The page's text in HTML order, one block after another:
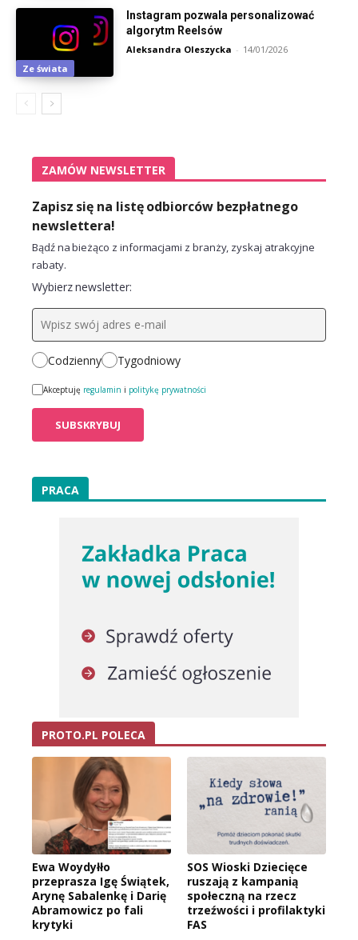
Ze świata
Instagram pozwala personalizować
algorytm Reelsów
Aleksandra Oleszycka - 14/01/2026
ZAMÓW NEWSLETTER
Zapisz się na listę odbiorców bezpłatnego
newslettera!
Bądź na bieżąco z informacjami z branży, zyskaj atrakcyjne
rabaty.
Wybierz newsletter:
Codzienny Tygodniowy
Akceptuję regulamin i politykę prywatności
PRACA
PROTO.PL POLECA
Ewa Woydyłło
przeprasza Igę Świątek,
Arynę Sabalenkę i Darię
Abramowicz po fali
krytyki
SOS Wioski Dziecięce
ruszają z kampanią
społeczną na rzecz
trzeźwości i profilaktyki
FAS